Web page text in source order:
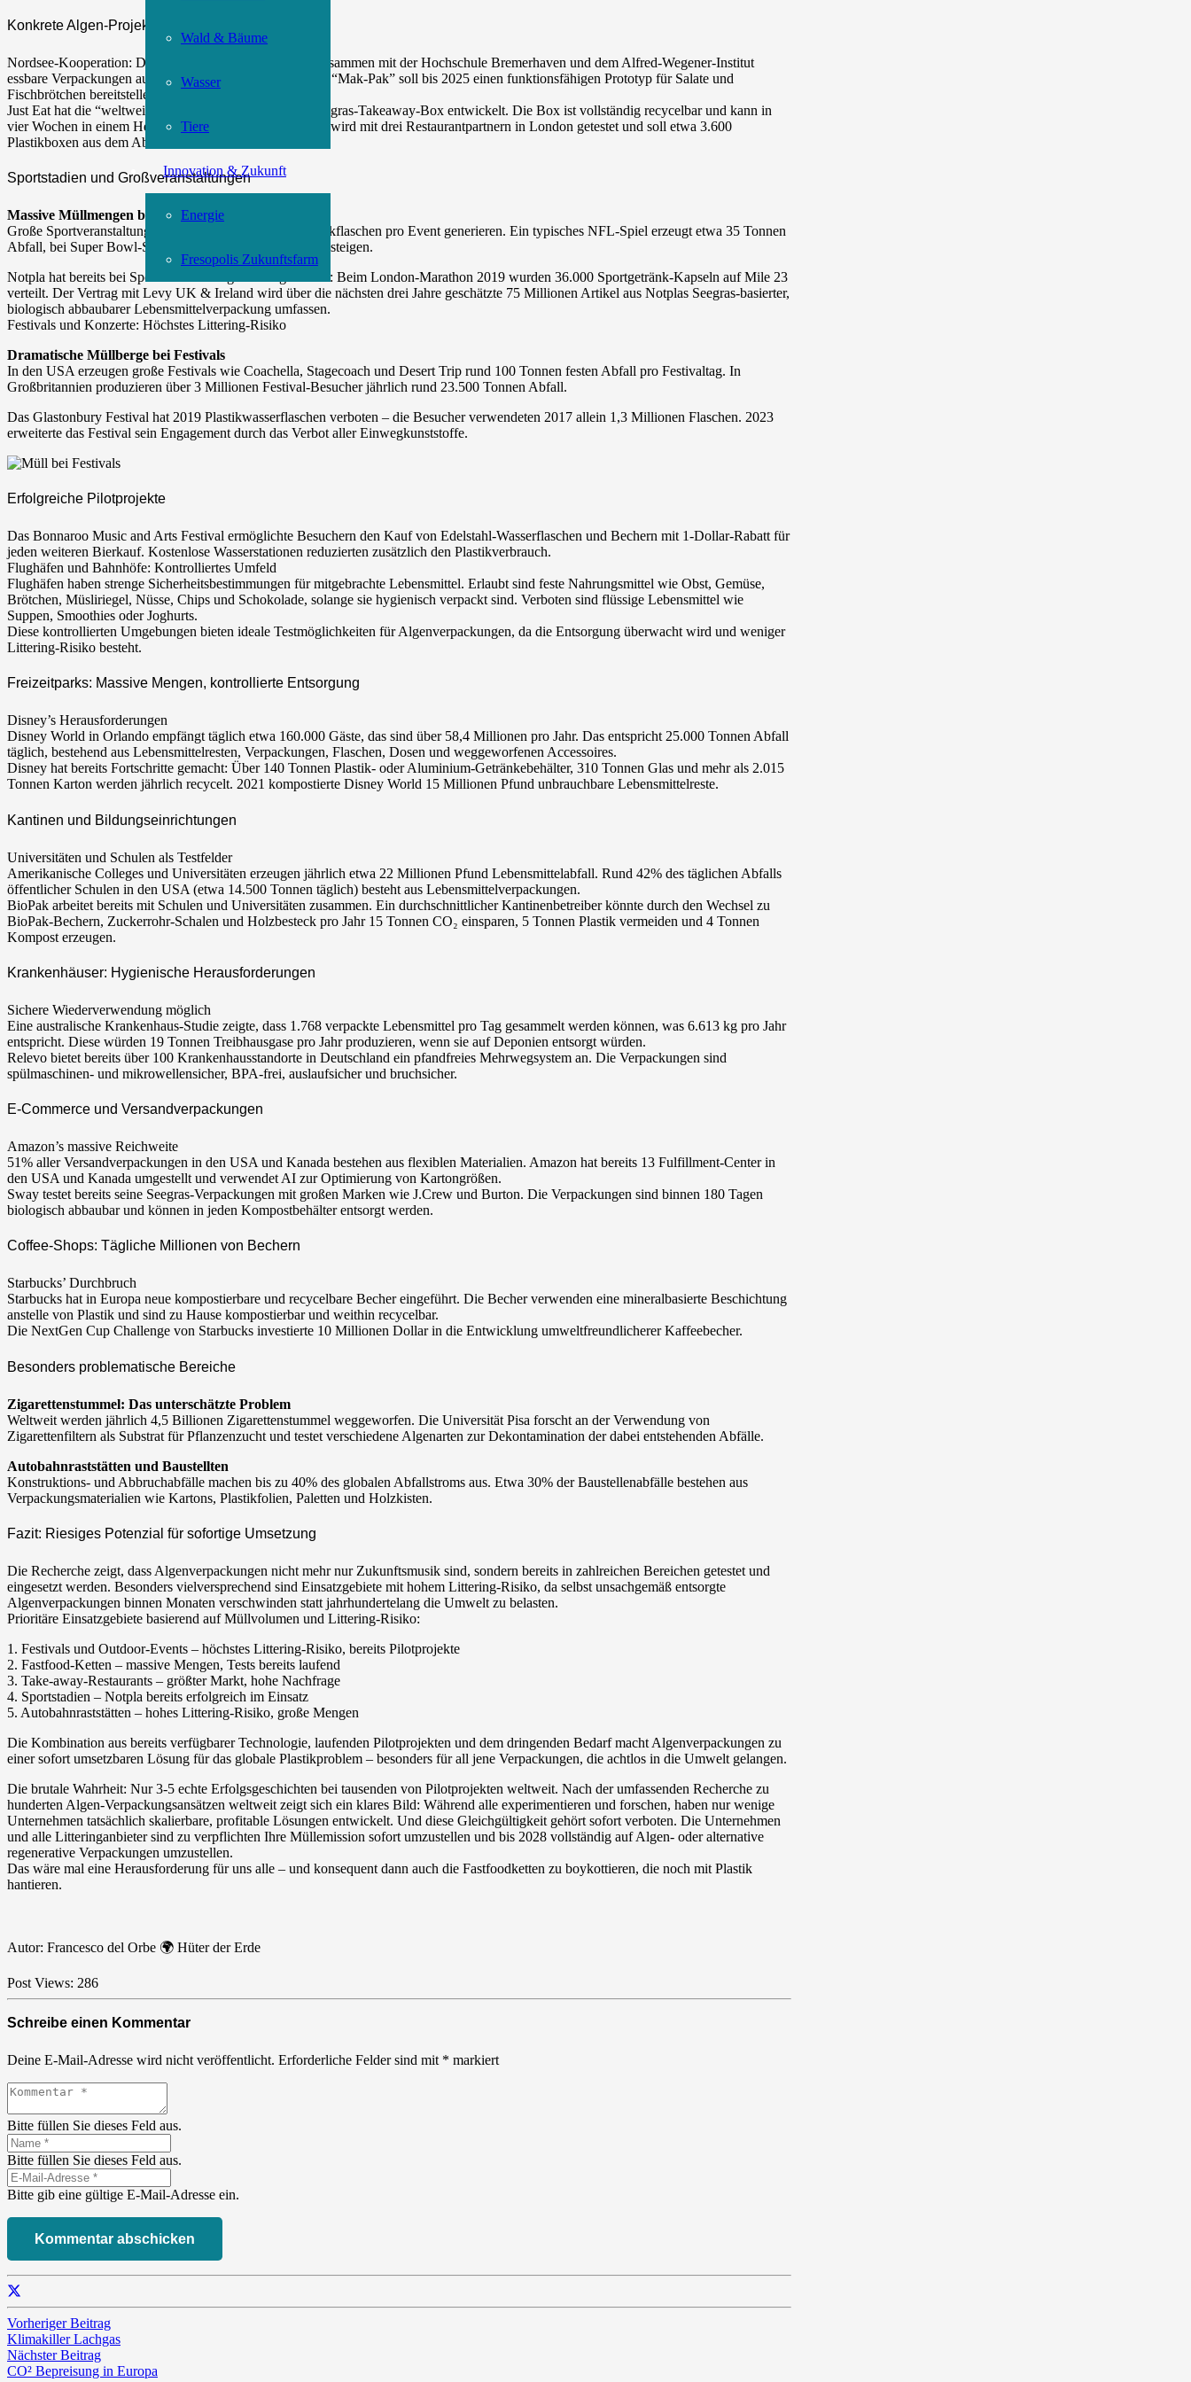
Wald & Bäume
Wasser
Tiere
Innovation & Zukunft
Energie
Fresopolis Zukunftsfarm
Konkrete Algen-Projekte in der Praxis
Nordsee-Kooperation: Die Fast-Food-Kette entwickelt zusammen mit der Hochschule Bremerhaven und dem Alfred-Wegener-Institut
essbare Verpackungen aus Algen. Das Forschungsprojekt “Mak-Pak” soll bis 2025 einen funktionsfähigen Prototyp für Salate und
Fischbrötchen bereitstellen.
Just Eat hat die “weltweit erste” biologisch abbaubare Seegras-Takeaway-Box entwickelt. Die Box ist vollständig recycelbar und kann in
vier Wochen in einem Heimkompost zersetzt werden. Sie wird mit drei Restaurantpartnern in London getestet und soll etwa 3.600
Plastikboxen aus dem Abfallstrom entfernen.
Sportstadien und Großveranstaltungen
Massive Müllmengen bei Events
Große Sportveranstaltungen können bis zu 750.000 Plastikflaschen pro Event generieren. Ein typisches NFL-Spiel erzeugt etwa 35 Tonnen
Abfall, bei Super Bowl-Spielen kann dies um bis zu 50% steigen.
Notpla hat bereits bei Sportveranstaltungen Erfolge erzielt: Beim London-Marathon 2019 wurden 36.000 Sportgetränk-Kapseln auf Mile 23
verteilt. Der Vertrag mit Levy UK & Ireland wird über die nächsten drei Jahre geschätzte 75 Millionen Artikel aus Notplas Seegras-basierter,
biologisch abbaubarer Lebensmittelverpackung umfassen.
Festivals und Konzerte: Höchstes Littering-Risiko
Dramatische Müllberge bei Festivals
In den USA erzeugen große Festivals wie Coachella, Stagecoach und Desert Trip rund 100 Tonnen festen Abfall pro Festivaltag. In
Großbritannien produzieren über 3 Millionen Festival-Besucher jährlich rund 23.500 Tonnen Abfall.
Das Glastonbury Festival hat 2019 Plastikwasserflaschen verboten – die Besucher verwendeten 2017 allein 1,3 Millionen Flaschen. 2023
erweiterte das Festival sein Engagement durch das Verbot aller Einwegkunststoffe.
Erfolgreiche Pilotprojekte
Das Bonnaroo Music and Arts Festival ermöglichte Besuchern den Kauf von Edelstahl-Wasserflaschen und Bechern mit 1-Dollar-Rabatt für
jeden weiteren Bierkauf. Kostenlose Wasserstationen reduzierten zusätzlich den Plastikverbrauch.
Flughäfen und Bahnhöfe: Kontrolliertes Umfeld
Flughäfen haben strenge Sicherheitsbestimmungen für mitgebrachte Lebensmittel. Erlaubt sind feste Nahrungsmittel wie Obst, Gemüse,
Brötchen, Müsliriegel, Nüsse, Chips und Schokolade, solange sie hygienisch verpackt sind. Verboten sind flüssige Lebensmittel wie
Suppen, Smoothies oder Joghurts.
Diese kontrollierten Umgebungen bieten ideale Testmöglichkeiten für Algenverpackungen, da die Entsorgung überwacht wird und weniger
Littering-Risiko besteht.
Freizeitparks: Massive Mengen, kontrollierte Entsorgung
Disney’s Herausforderungen
Disney World in Orlando empfängt täglich etwa 160.000 Gäste, das sind über 58,4 Millionen pro Jahr. Das entspricht 25.000 Tonnen Abfall
täglich, bestehend aus Lebensmittelresten, Verpackungen, Flaschen, Dosen und weggeworfenen Accessoires.
Disney hat bereits Fortschritte gemacht: Über 140 Tonnen Plastik- oder Aluminium-Getränkebehälter, 310 Tonnen Glas und mehr als 2.015
Tonnen Karton werden jährlich recycelt. 2021 kompostierte Disney World 15 Millionen Pfund unbrauchbare Lebensmittelreste.
Kantinen und Bildungseinrichtungen
Universitäten und Schulen als Testfelder
Amerikanische Colleges und Universitäten erzeugen jährlich etwa 22 Millionen Pfund Lebensmittelabfall. Rund 42% des täglichen Abfalls
öffentlicher Schulen in den USA (etwa 14.500 Tonnen täglich) besteht aus Lebensmittelverpackungen.
BioPak arbeitet bereits mit Schulen und Universitäten zusammen. Ein durchschnittlicher Kantinenbetreiber könnte durch den Wechsel zu
BioPak-Bechern, Zuckerrohr-Schalen und Holzbesteck pro Jahr 15 Tonnen CO₂ einsparen, 5 Tonnen Plastik vermeiden und 4 Tonnen
Kompost erzeugen.
Krankenhäuser: Hygienische Herausforderungen
Sichere Wiederverwendung möglich
Eine australische Krankenhaus-Studie zeigte, dass 1.768 verpackte Lebensmittel pro Tag gesammelt werden können, was 6.613 kg pro Jahr
entspricht. Diese würden 19 Tonnen Treibhausgase pro Jahr produzieren, wenn sie auf Deponien entsorgt würden.
Relevo bietet bereits über 100 Krankenhausstandorte in Deutschland ein pfandfreies Mehrwegsystem an. Die Verpackungen sind
spülmaschinen- und mikrowellensicher, BPA-frei, auslaufsicher und bruchsicher.
E-Commerce und Versandverpackungen
Amazon’s massive Reichweite
51% aller Versandverpackungen in den USA und Kanada bestehen aus flexiblen Materialien. Amazon hat bereits 13 Fulfillment-Center in
den USA und Kanada umgestellt und verwendet AI zur Optimierung von Kartongrößen.
Sway testet bereits seine Seegras-Verpackungen mit großen Marken wie J.Crew und Burton. Die Verpackungen sind binnen 180 Tagen
biologisch abbaubar und können in jeden Kompostbehälter entsorgt werden.
Coffee-Shops: Tägliche Millionen von Bechern
Starbucks’ Durchbruch
Starbucks hat in Europa neue kompostierbare und recycelbare Becher eingeführt. Die Becher verwenden eine mineralbasierte Beschichtung
anstelle von Plastik und sind zu Hause kompostierbar und weithin recycelbar.
Die NextGen Cup Challenge von Starbucks investierte 10 Millionen Dollar in die Entwicklung umweltfreundlicherer Kaffeebecher.
Besonders problematische Bereiche
Zigarettenstummel: Das unterschätzte Problem
Weltweit werden jährlich 4,5 Billionen Zigarettenstummel weggeworfen. Die Universität Pisa forscht an der Verwendung von
Zigarettenfiltern als Substrat für Pflanzenzucht und testet verschiedene Algenarten zur Dekontamination der dabei entstehenden Abfälle.
Autobahnraststätten und Baustellten
Konstruktions- und Abbruchabfälle machen bis zu 40% des globalen Abfallstroms aus. Etwa 30% der Baustellenabfälle bestehen aus
Verpackungsmaterialien wie Kartons, Plastikfolien, Paletten und Holzkisten.
Fazit: Riesiges Potenzial für sofortige Umsetzung
Die Recherche zeigt, dass Algenverpackungen nicht mehr nur Zukunftsmusik sind, sondern bereits in zahlreichen Bereichen getestet und
eingesetzt werden. Besonders vielversprechend sind Einsatzgebiete mit hohem Littering-Risiko, da selbst unsachgemäß entsorgte
Algenverpackungen binnen Monaten verschwinden statt jahrhundertelang die Umwelt zu belasten.
Prioritäre Einsatzgebiete basierend auf Müllvolumen und Littering-Risiko:
1. Festivals und Outdoor-Events – höchstes Littering-Risiko, bereits Pilotprojekte
2. Fastfood-Ketten – massive Mengen, Tests bereits laufend
3. Take-away-Restaurants – größter Markt, hohe Nachfrage
4. Sportstadien – Notpla bereits erfolgreich im Einsatz
5. Autobahnraststätten – hohes Littering-Risiko, große Mengen
Die Kombination aus bereits verfügbarer Technologie, laufenden Pilotprojekten und dem dringenden Bedarf macht Algenverpackungen zu
einer sofort umsetzbaren Lösung für das globale Plastikproblem – besonders für all jene Verpackungen, die achtlos in die Umwelt gelangen.
Die brutale Wahrheit: Nur 3-5 echte Erfolgsgeschichten bei tausenden von Pilotprojekten weltweit. Nach der umfassenden Recherche zu
hunderten Algen-Verpackungsansätzen weltweit zeigt sich ein klares Bild: Während alle experimentieren und forschen, haben nur wenige
Unternehmen tatsächlich skalierbare, profitable Lösungen entwickelt. Und diese Gleichgültigkeit gehört sofort verboten. Die Unternehmen
und alle Litteringanbieter sind zu verpflichten Ihre Müllemission sofort umzustellen und bis 2028 vollständig auf Algen- oder alternative
regenerative Verpackungen umzustellen.
Das wäre mal eine Herausforderung für uns alle – und konsequent dann auch die Fastfoodketten zu boykottieren, die noch mit Plastik
hantieren.
Autor: Francesco del Orbe 🌍 Hüter der Erde
Post Views: 286
Schreibe einen Kommentar
Deine E-Mail-Adresse wird nicht veröffentlicht. Erforderliche Felder sind mit * markiert
Bitte füllen Sie dieses Feld aus.
Bitte füllen Sie dieses Feld aus.
Bitte gib eine gültige E-Mail-Adresse ein.
Kommentar abschicken
Vorheriger Beitrag
Klimakiller Lachgas
Nächster Beitrag
CO² Bepreisung in Europa